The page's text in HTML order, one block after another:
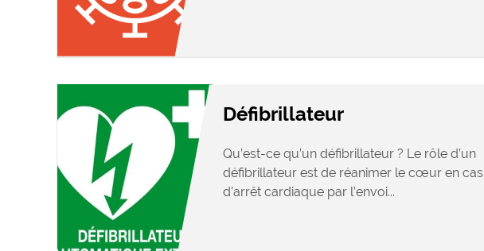
Défibrillateur
Qu’est-ce qu’un défibrillateur ? Le rôle d’un
défibrillateur est de réanimer le cœur en cas
d’arrêt cardiaque par l’envoi...